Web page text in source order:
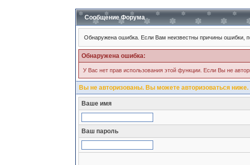
Сообщение Форума
Обнаружена ошибка. Если Вам неизвестны причины ошибки,
Обнаружена ошибка:
У Вас нет прав использования этой функции. Если Вы не
Вы не авторизованы. Вы можете авторизоваться ниже.
Ваше имя
Ваш пароль